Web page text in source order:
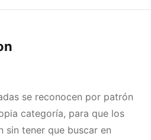
se reconocen por patrón
categoría, para que los
sin tener que buscar en